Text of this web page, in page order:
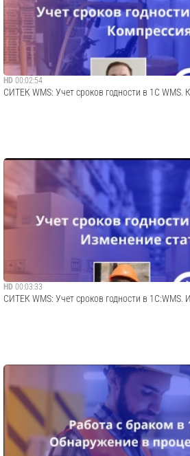
HD 00:02:54
СИТЕК WMS: Учет сроков годности в 1C WMS.
HD 00:03:33
СИТЕК WMS: Учет сроков годности в 1С:WMS.